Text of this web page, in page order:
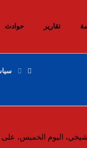
تقارير حوادث
اليوم الخميس، على